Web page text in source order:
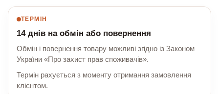
ТЕРМІН
14 днів на обмін або повернення
Обмін і повернення товару можливі згідно із Законом
України «Про захист прав споживачів».
Термін рахується з моменту отримання замовлення
клієнтом.